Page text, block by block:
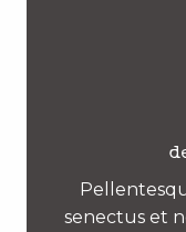
senectus et